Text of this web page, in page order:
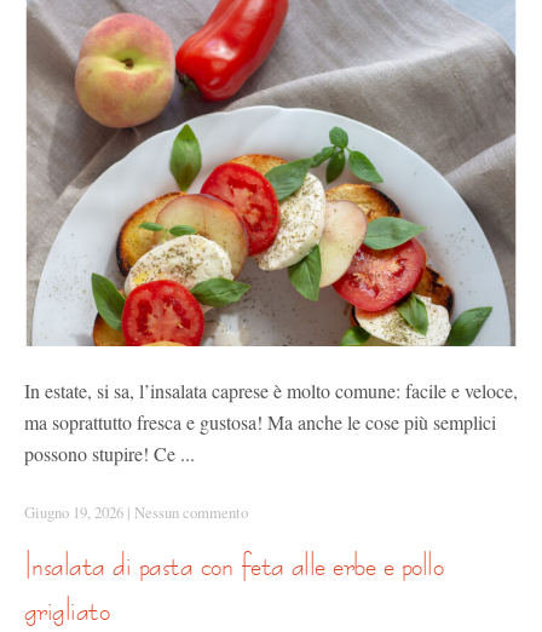
In estate, si sa, l’insalata caprese è molto comune: facile e veloce,
ma soprattutto fresca e gustosa! Ma anche le cose più semplici
possono stupire! Ce ...
Giugno 19, 2026 | Nessun commento
insalata di pasta con feta alle erbe e pollo
grigliato